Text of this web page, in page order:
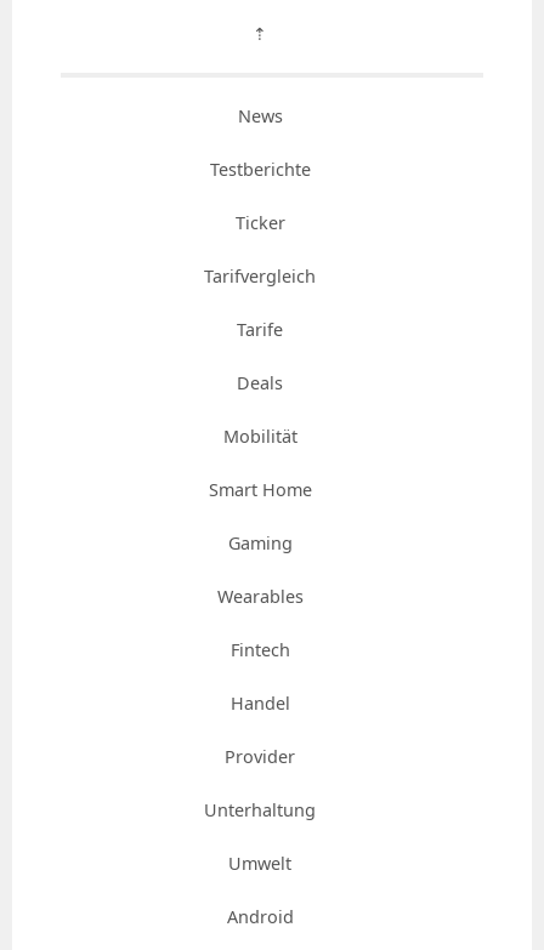
⇡
News
Testberichte
Ticker
Tarifvergleich
Tarife
Deals
Mobilität
Smart Home
Gaming
Wearables
Fintech
Handel
Provider
Unterhaltung
Umwelt
Android